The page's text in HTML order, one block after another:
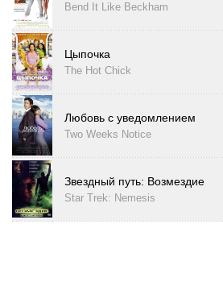
Bend It Like Beckham
Цыпочка
The Hot Chick
Любовь с уведомлением
Two Weeks Notice
Звездный путь: Возмездие
Star Trek: Nemesis